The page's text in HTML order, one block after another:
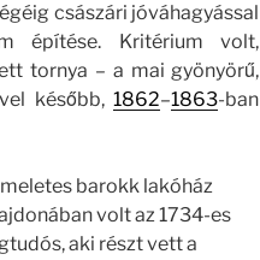
császári jóváhagyással
építése. Kritérium volt,
tornya – a mai gyönyörű,
később,1862–1863-ban
barokk lakóház
volt az 1734-es
aki részt vett a